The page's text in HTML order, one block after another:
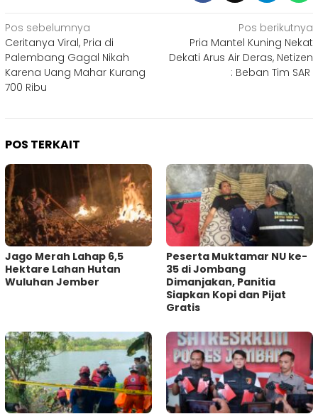
Navigasi
pos
Pos sebelumnya
Ceritanya Viral, Pria di
Palembang Gagal Nikah
Karena Uang Mahar Kurang
700 Ribu
Pos berikutnya
Pria Mantel Kuning Nekat
Dekati Arus Air Deras, Netizen
: Beban Tim SAR
POS TERKAIT
Jago Merah Lahap 6,5
Hektare Lahan Hutan
Wuluhan Jember
Peserta Muktamar NU ke-
35 di Jombang
Dimanjakan, Panitia
Siapkan Kopi dan Pijat
Gratis